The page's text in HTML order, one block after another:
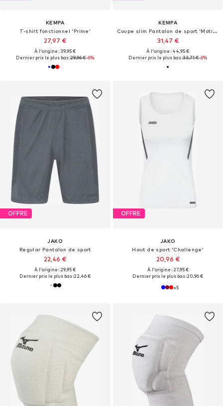
KEMPA
T-shirt fonctionnel 'Prime'
27,97 €
À l'origine : 39,95 €
Dernier prix le plus bas :29,96 €-6%
KEMPA
Coupe slim Pantalon de sport 'Motion'
31,47 €
À l'origine : 44,95 €
Dernier prix le plus bas :33,71 €-6%
OFFRE
JAKO
Regular Pantalon de sport
22,46 €
À l'origine : 29,95 €
Dernier prix le plus bas :22,46 €
OFFRE
JAKO
Haut de sport 'Challenge'
20,96 €
À l'origine : 27,95 €
Dernier prix le plus bas :20,96 €
+5